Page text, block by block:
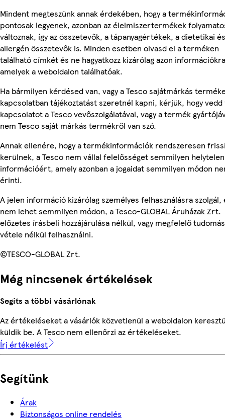
Mindent megteszünk annak érdekében, hogy a
pontosak legyenek, azonban az élelmiszertermékek
változnak, így az összetevők, a tápanyagértékek, a dietetikai és
allergén összetevők is. Minden esetben olvasd el a terméken
található címkét és ne hagyatkozz kizárólag azon
amelyek a weboldalon találhatóak.
Ha bármilyen kérdésed van, vagy a Tesco sajátmárkás
kapcsolatban tájékoztatást szeretnél kapni, kérjük, hogy vedd
kapcsolatot a Tesco vevőszolgálatával, vagy a termék
nem Tesco saját márkás termékről van szó.
Annak ellenére, hogy a termékinformációk rendszeresen
kerülnek, a Tesco nem vállal felelősséget semmilyen helytelen
információért, amely azonban a jogaidat semmilyen módon
érinti.
A jelen információ kizárólag személyes felhasználásra szolgál,
nem lehet semmilyen módon, a Tesco-GLOBAL Áruházak Zrt.
előzetes írásbeli hozzájárulása nélkül, vagy megfelelő
vétele nélkül felhasználni.
©TESCO-GLOBAL Zrt.
Még nincsenek értékelések
Segíts a többi vásárlónak
Az értékeléseket a vásárlók közvetlenül a weboldalon
küldik be. A Tesco nem ellenőrzi az értékeléseket.
Írj értékelést
Segítünk
Árak
Biztonságos online rendelés